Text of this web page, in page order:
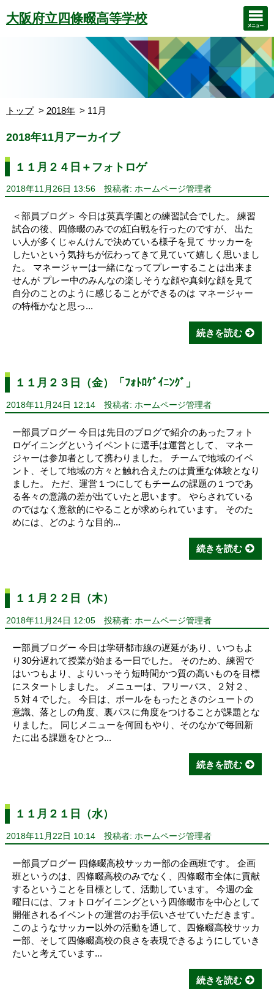
大阪府立四條畷高等学校
トップ 2018年 11月
2018年11月アーカイブ
１１月２４日＋フォトロゲ
2018年11月26日 13:56 投稿者: ホームページ管理者
＜部員ブログ＞ 今日は英真学園との練習試合でした。 練習
試合の後、四條畷のみでの紅白戦を行ったのですが、 出た
い人が多くじゃんけんで決めている様子を見て サッカーを
したいという気持ちが伝わってきて見ていて嬉しく思いまし
た。 マネージャーは一緒になってプレーすることは出来ま
せんが プレー中のみんなの楽しそうな顔や真剣な顔を見て
自分のことのように感じることができるのは マネージャー
の特権かなと思っ...
続きを読む
１１月２３日（金）「ﾌｫﾄﾛｹﾞｲﾆﾝｸﾞ」
2018年11月24日 12:14 投稿者: ホームページ管理者
ー部員ブログー 今日は先日のブログで紹介のあったフォト
ロゲイニングというイベントに選手は運営として、 マネー
ジャーは参加者として携わりました。 チームで地域のイベ
ント、そして地域の方々と触れ合えたのは貴重な体験となり
ました。 ただ、運営１つにしてもチームの課題の１つであ
る各々の意識の差が出ていたと思います。 やらされている
のではなく意欲的にやることが求められています。 そのた
めには、どのような目的...
続きを読む
１１月２２日（木）
2018年11月24日 12:05 投稿者: ホームページ管理者
ー部員ブログー 今日は学研都市線の遅延があり、いつもよ
り30分遅れて授業が始まる一日でした。 そのため、練習で
はいつもより、よりいっそう短時間かつ質の高いものを目標
にスタートしました。 メニューは、フリーパス、２対２、
５対４でした。 今日は、ボールをもったときのシュートの
意識、落としの角度、裏パスに角度をつけることが課題とな
りました。 同じメニューを何回もやり、そのなかで毎回新
たに出る課題をひとつ...
続きを読む
１１月２１日（水）
2018年11月22日 10:14 投稿者: ホームページ管理者
ー部員ブログー 四條畷高校サッカー部の企画班です。 企画
班というのは、四條畷高校のみでなく、四條畷市全体に貢献
するということを目標として、活動しています。 今週の金
曜日には、フォトロゲイニングという四條畷市を中心として
開催されるイベントの運営のお手伝いさせていただきます。
このようなサッカー以外の活動を通して、四條畷高校サッカ
ー部、そして四條畷高校の良さを表現できるようにしていき
たいと考えています...
続きを読む